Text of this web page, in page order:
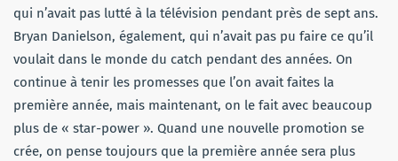
qui n’avait pas lutté à la télévision pendant près de sept ans.
Bryan Danielson, également, qui n’avait pas pu faire ce qu’il
voulait dans le monde du catch pendant des années. On
continue à tenir les promesses que l’on avait faites la
première année, mais maintenant, on le fait avec beaucoup
plus de « star-power ». Quand une nouvelle promotion se
crée, on pense toujours que la première année sera plus